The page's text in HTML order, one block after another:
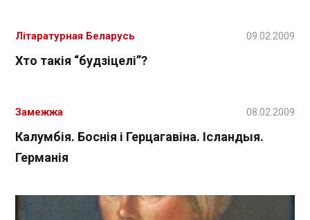
Хто такія “будзіцелі”?
Літаратурная Беларусь 09.02.2009
Калумбія. Боснія і Герцагавіна. Ісландыя.
Германія
Замежжа 08.02.2009